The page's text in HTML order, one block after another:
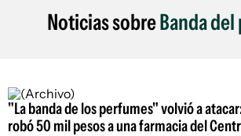
Noticias sobreBanda
"La banda de los perfumes" volvió a
robó 50 mil pesos a una farmacia del